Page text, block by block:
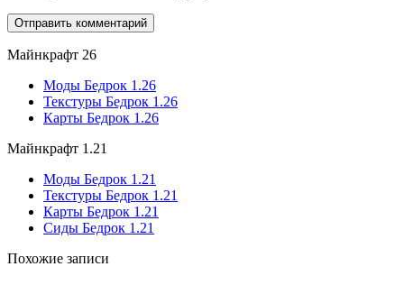
Майнкрафт 26
Моды Бедрок 1.26
Текстуры Бедрок 1.26
Карты Бедрок 1.26
Майнкрафт 1.21
Моды Бедрок 1.21
Текстуры Бедрок 1.21
Карты Бедрок 1.21
Сиды Бедрок 1.21
Похожие записи